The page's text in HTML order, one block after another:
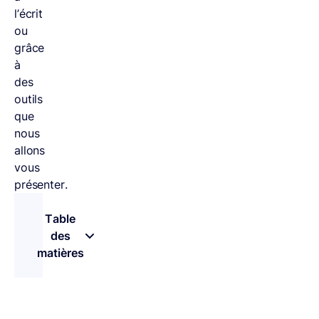
l’écrit
ou
grâce
à
des
outils
que
nous
allons
vous
présenter.
Table
des
matières